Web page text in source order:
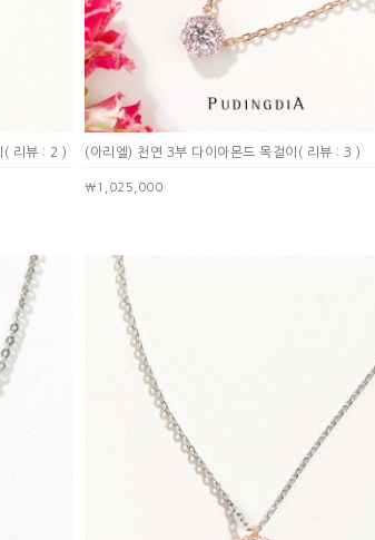
( 리뷰 : 2 ) (아리엘) 천연 3부 다이아몬드 목걸이 ( 리뷰 : 3 )
￦1,025,000